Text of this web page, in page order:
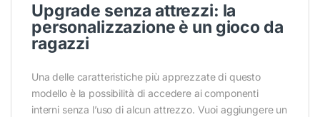
Upgrade senza attrezzi: la
personalizzazione è un gioco da
ragazzi
Una delle caratteristiche più apprezzate di questo
modello è la possibilità di accedere ai componenti
interni senza l’uso di alcun attrezzo. Vuoi aggiungere un